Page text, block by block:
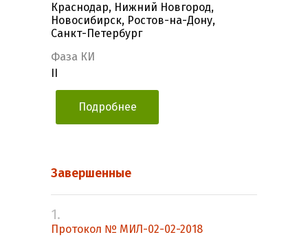
Краснодар, Нижний Новгород,
Новосибирск, Ростов-на-Дону,
Санкт-Петербург
Фаза КИ
Подробнее
Завершенные
1.
Протокол № МИЛ-02-02-2018